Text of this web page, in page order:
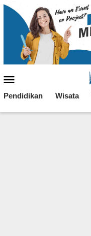
Loncat
Mobile
Pendidikan Wisata